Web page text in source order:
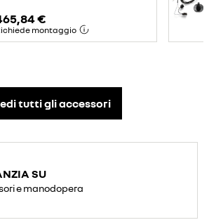
€
montaggio
tutti gli accessori​
SU
e manodopera